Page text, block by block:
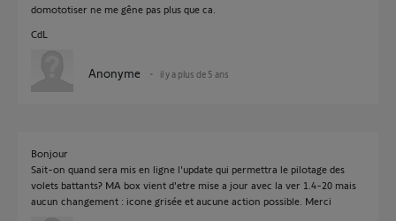
domototiser ne me gêne pas plus que ca.
CdL
Anonyme il y a plus de 5 ans
Bonjour
Sait-on quand sera mis en ligne l'update qui permettra le pilotage des
volets battants? MA box vient d'etre mise a jour avec la ver 1.4-20 mais
aucun changement : icone grisée et aucune action possible. Merci